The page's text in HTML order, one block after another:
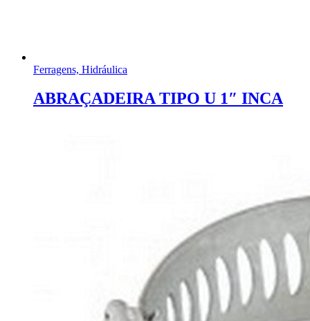
Ferragens, Hidráulica
ABRAÇADEIRA TIPO U 1″ INCA